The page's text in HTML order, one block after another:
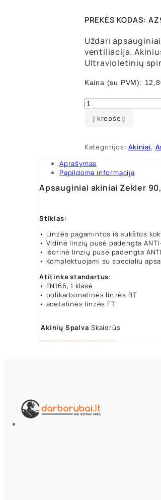
PREKĖS KODAS:
Uždari
ventiliacija.
Ultravioletinių
Kaina (su PVM):
produkto
kiekis:
Apsauginiai
akiniai
90,
skaidrūs
Į krepšelį
Kategorijos:Akiniai,
Aprašymas
Papildoma informacija
Apsauginiai akiniai Zekler
Stiklas:
• Linzės pagamintos iš aukštos
• Vidinė linzių pusė padengta
• Išorinė linzių pusė padengta
• Komplektuojami su specialiu
Atitinka standartus:
• EN166, 1 klasė
• polikarbonatinės linzės BT
• acetatinės linzės FT
Akinių Spalva Skaidrūs